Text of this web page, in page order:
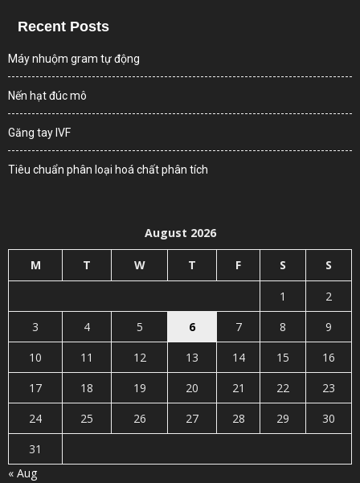
Recent Posts
Máy nhuộm gram tự động
Nến hạt đúc mô
Găng tay IVF
Tiêu chuẩn phân loại hoá chất phân tích
August 2026
M T W T F S S
1
2
3
4 5 6 7 8
9
10
11 12 13 14 15
16
17
18 19 20 21 22
23
24
25 26 27 28 29
30
31
« Aug